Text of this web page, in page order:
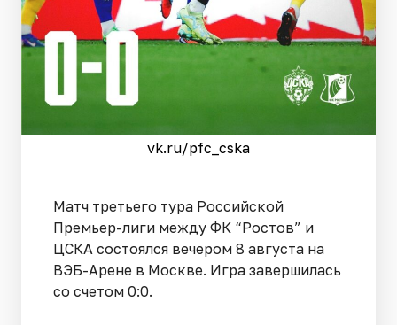
vk.ru/pfc_cska
Матч третьего тура Российской
Премьер-лиги между ФК “Ростов” и
ЦСКА состоялся вечером 8 августа на
ВЭБ-Арене в Москве. Игра завершилась
со счетом 0:0.